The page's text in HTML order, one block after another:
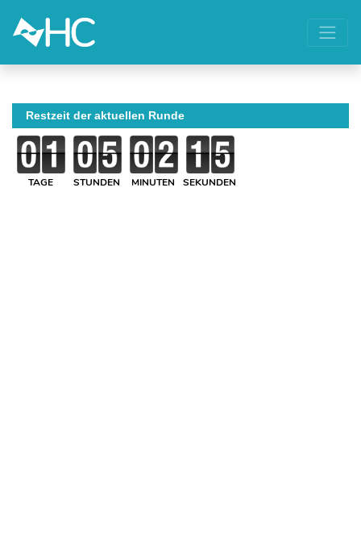
Restzeit der aktuellen Runde
TAGE STUNDEN MINUTEN SEKUNDEN